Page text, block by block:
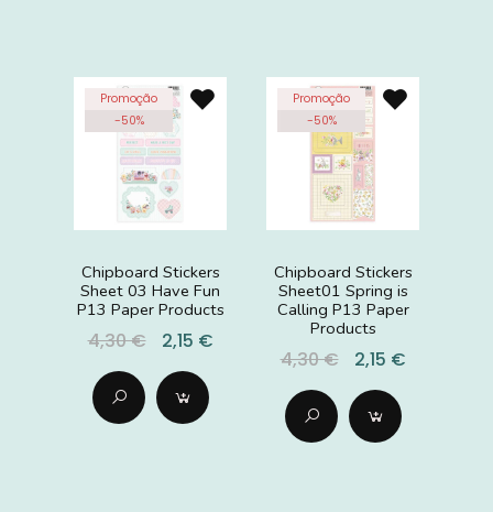
Promoção
-50%
Chipboard Stickers
Sheet 03 Have Fun
P13 Paper Products
4,30 € 2,15 €
Promoção
-50%
Chipboard Stickers
Sheet01 Spring is
Calling P13 Paper
Products
4,30 € 2,15 €